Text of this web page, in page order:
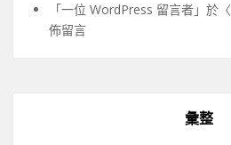
「一位 WordPress 留言者 」於〈
佈留言
彙整